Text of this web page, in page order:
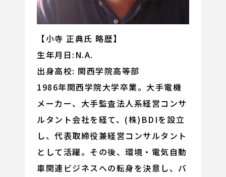
【小寺 正典氏 略歴】
生年月日:N.A.
出身高校: 関西学院高等部
1986年関西学院大学卒業。大手電機
メーカー、大手監査法人系経営コンサ
ルタント会社を経て、(株)BDIを設立
し、代表取締役兼経営コンサルタント
として活躍。その後、環境・電気自動
車関連ビジネスへの転身を決意し、バ